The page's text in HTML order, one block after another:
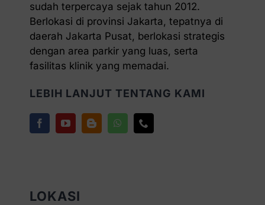
sudah terpercaya sejak tahun 2012.
Berlokasi di provinsi Jakarta, tepatnya di
daerah Jakarta Pusat, berlokasi strategis
dengan area parkir yang luas, serta
fasilitas klinik yang memadai.
LEBIH LANJUT TENTANG KAMI
LOKASI